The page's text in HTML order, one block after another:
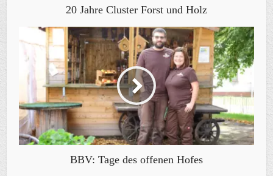
20 Jahre Cluster Forst und Holz
BBV: Tage des offenen Hofes